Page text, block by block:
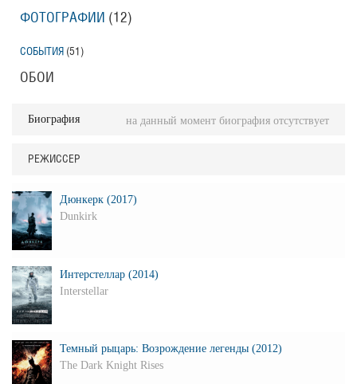
ФОТОГРАФИИ (12)
СОБЫТИЯ (51 )
ОБОИ
Биография на данный момент биография отсутствует
РЕЖИССЕР
Дюнкерк (2017)
Dunkirk
Интерстеллар (2014)
Interstellar
Темный рыцарь: Возрождение легенды (2012)
The Dark Knight Rises